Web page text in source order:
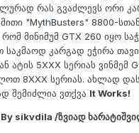
რას გვაძლევს ორი
"MythBusters" 8800-
მინიმუმ GTX 260 იყო
კარგად ეჭირა თავი
ატის 5XXX სერიას ვინმემ
8XXX სერიას. ახლად
შემიძლია ვთქვა It Works!
By sikvdila /ზვიად